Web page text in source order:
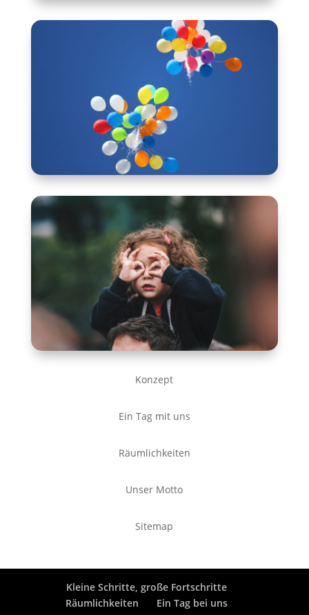
Konzept
Ein Tag mit uns
Räumlichkeiten
Unser Motto
Sitemap
Kleine Schritte, große Fortschritte
Räumlichkeiten
Ein Tag bei uns